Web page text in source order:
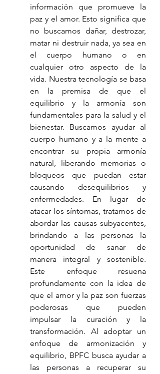
información que promueve la
paz y el amor. Esto significa que
no buscamos dañar, destrozar,
matar ni destruir nada, ya sea en
el cuerpo humano o en
cualquier otro aspecto de la
vida. Nuestra tecnología se basa
en la premisa de que el
equilibrio y la armonía son
fundamentales para la salud y el
bienestar. Buscamos ayudar al
cuerpo humano y a la mente a
encontrar su propia armonía
natural, liberando memorias o
bloqueos que puedan estar
causando desequilibrios y
enfermedades. En lugar de
atacar los síntomas, tratamos de
abordar las causas subyacentes,
brindando a las personas la
oportunidad de sanar de
manera integral y sostenible.
Este enfoque resuena
profundamente con la idea de
que el amor y la paz son fuerzas
poderosas que pueden
impulsar la curación y la
transformación. Al adoptar un
enfoque de armonización y
equilibrio, BPFC busca ayudar a
las personas a recuperar su